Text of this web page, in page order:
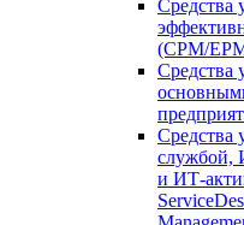
Средства
(CPM/
Средства
Средства
службой,
и ИТ-